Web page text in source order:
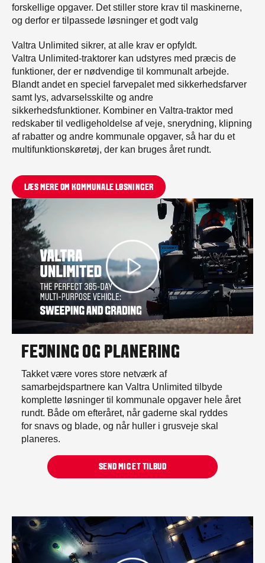
forskellige opgaver. Det stiller store krav til maskinerne,
og derfor er tilpassede løsninger et godt valg
Valtra Unlimited sikrer, at alle krav er opfyldt.
Valtra Unlimited-traktorer kan udstyres med præcis de
funktioner, der er nødvendige til kommunalt arbejde.
Blandt andet en speciel farvepalet med sikkerhedsfarver
samt lys, advarselsskilte og andre
sikkerhedsfunktioner. Kombiner en Valtra-traktor med
redskaber til vedligeholdelse af veje, snerydning, klipning
af rabatter og andre kommunale opgaver, så har du et
multifunktionskøretøj, der kan bruges året rundt.
LÆS MERE OM KOMMUNALE LØSNINGER
FEJNING OG PLANERING
Takket være vores store netværk af
samarbejdspartnere kan Valtra Unlimited tilbyde
komplette løsninger til kommunale opgaver hele året
rundt. Både om efteråret, når gaderne skal ryddes
for snavs og blade, og når huller i grusveje skal
planeres.
SEND MIG ET TILBUD